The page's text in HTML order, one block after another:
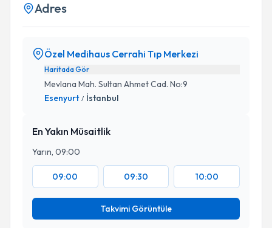
Adres
Özel Medihaus Cerrahi Tıp Merkezi
Haritada Gör
Mevlana Mah. Sultan Ahmet Cad. No:9
Esenyurt / İstanbul
En Yakın Müsaitlik
Yarın, 09:00
09:00 09:30 10:00
Takvimi Görüntüle